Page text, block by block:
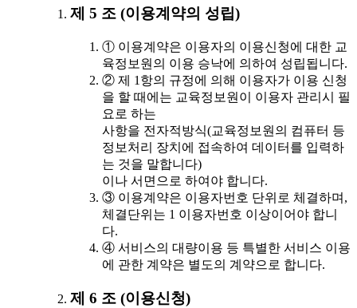
제 5 조 (이용계약의 성립)
① 이용계약은 이용자의 이용신청에 대한 교
육정보원의 이용 승낙에 의하여 성립됩니다.
② 제 1항의 규정에 의해 이용자가 이용 신청
을 할 때에는 교육정보원이 이용자 관리시 필
요로 하는
사항을 전자적방식(교육정보원의 컴퓨터 등
정보처리 장치에 접속하여 데이터를 입력하
는 것을 말합니다)
이나 서면으로 하여야 합니다.
③ 이용계약은 이용자번호 단위로 체결하며,
체결단위는 1 이용자번호 이상이어야 합니
다.
④ 서비스의 대량이용 등 특별한 서비스 이용
에 관한 계약은 별도의 계약으로 합니다.
제 6 조 (이용신청)